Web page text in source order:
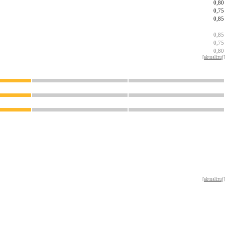
0,80
0,75
0,85
0,85
0,75
0,80
[aktualizuj]
[aktualizuj]